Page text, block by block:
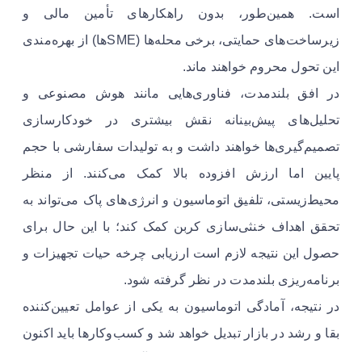
است. همین‌طور، بدون راهکارهای تأمین مالی و
زیرساخت‌های حمایتی، برخی محله‌ها (SMEها) از بهره‌مندی
این تحول محروم خواهند ماند.
در افق بلندمدت، فناوری‌هایی مانند هوش مصنوعی و
تحلیل‌های پیش‌بینانه نقش بیشتری در خودکارسازی
تصمیم‌گیری‌ها خواهند داشت و به تولیدات سفارشی با حجم
پایین اما ارزش افزوده بالا کمک می‌کنند. از منظر
محیط‌زیستی، تلفیق اتوماسیون و انرژی‌های پاک می‌تواند به
تحقق اهداف خنثی‌سازی کربن کمک کند؛ با این حال برای
حصول این نتیجه لازم است ارزیابی چرخه حیات تجهیزات و
برنامه‌ریزی بلندمدت در نظر گرفته شود.
در نتیجه، آمادگی اتوماسیون به یکی از عوامل تعیین‌کننده
بقا و رشد در بازار تبدیل خواهد شد و کسب‌وکارها باید اکنون